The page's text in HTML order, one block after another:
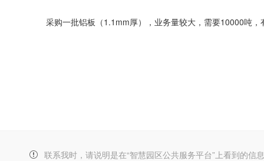
采购一批铝板（1.1mm厚），业务量较大，需要10000吨
联系我时，请说明是在“智慧园区公共服务平台”上看到的信